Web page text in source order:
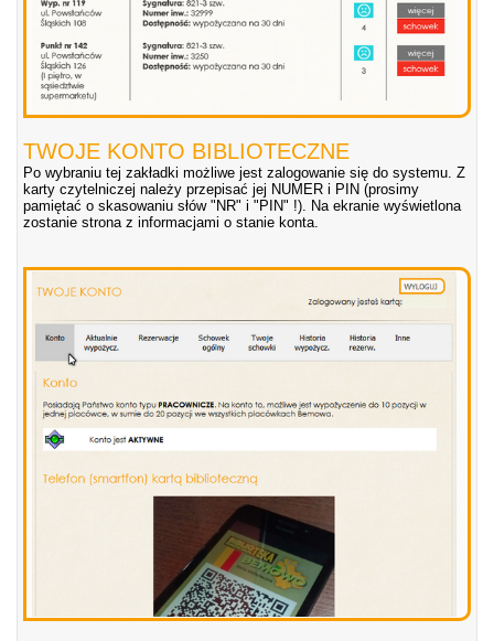
TWOJE KONTO BIBLIOTECZNE
Po wybraniu tej zakładki możliwe jest zalogowanie się do systemu. Z
karty czytelniczej należy przepisać jej NUMER i PIN (prosimy
pamiętać o skasowaniu słów "NR" i "PIN" !). Na ekranie wyświetlona
zostanie strona z informacjami o stanie konta.